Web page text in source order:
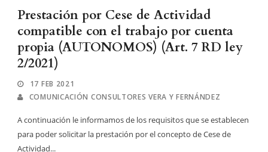
Prestación por Cese de Actividad
compatible con el trabajo por cuenta
propia (AUTONOMOS) (Art. 7 RD ley
2/2021)
17 FEB 2021
COMUNICACIÓN CONSULTORES VERA Y FERNÁNDEZ
A continuación le informamos de los requisitos que se establecen
para poder solicitar la prestación por el concepto de Cese de
Actividad...